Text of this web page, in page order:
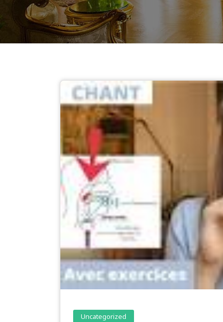
Uncategorized